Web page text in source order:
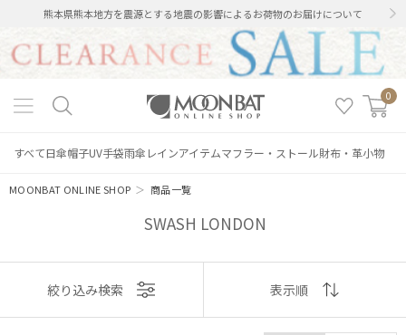
熊本県熊本地方を震源とする地震の影響によるお荷物のお届けについて
0
すべて日傘帽子UV手袋雨傘 レインアイテムマフラー・ストール財布・革小物
MOONBAT ONLINE SHOP ＞商品一覧
SWASH LONDON
絞り込み
表示絞り込み検索 表示順